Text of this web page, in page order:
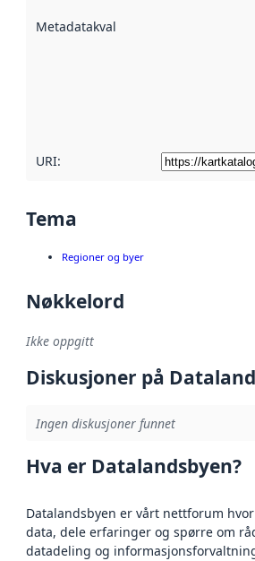
Metadatakvalitet
URI:
Tema
Regioner og byer
Nøkkelord
Ikke oppgitt
Diskusjoner på
Ingen diskusjoner funnet
Hva er Datalandsbyen?
Datalandsbyen er vårt nettforum
data, dele erfaringer og spørre om
datadeling og